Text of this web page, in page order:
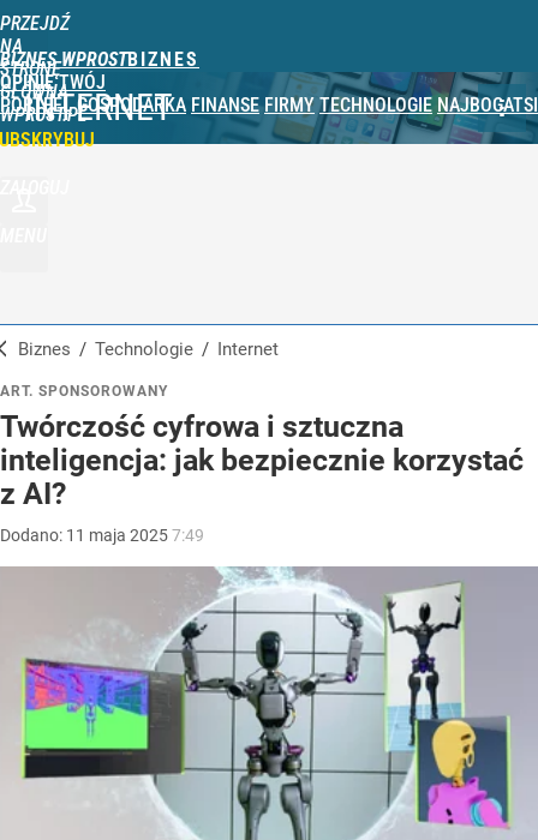
PRZEJDŹ
NA
STRONĘ
GŁÓWNĄ
WPROST.PL
BIZNES WPROST
OPINIE TWÓJ
PORTFEL GOSPODARKA FINANSE FIRMY TECHNOLOGIE NAJBOGATSI
INTERNET
Biznes / Technologie / Internet
ART. SPONSOROWANY
Twórczość cyfrowa i sztuczna
inteligencja: jak bezpiecznie korzystać
z AI?
Dodano: 11 maja 20257:49